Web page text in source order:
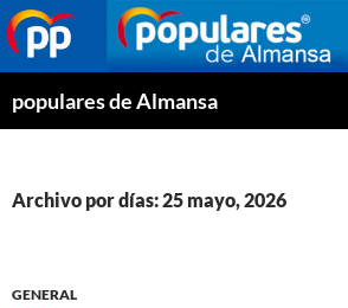
populares de Almansa
Archivo por días: 25 mayo, 2026
GENERAL